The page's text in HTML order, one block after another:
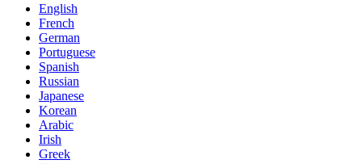
English
French
German
Portuguese
Spanish
Russian
Japanese
Korean
Arabic
Irish
Greek